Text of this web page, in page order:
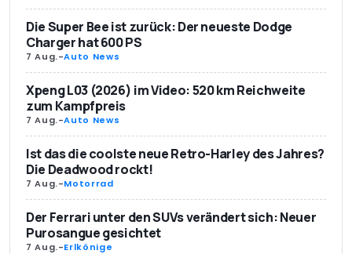
Die Super Bee ist zurück: Der neueste Dodge
Charger hat 600 PS
7 Aug.-Auto News
Xpeng L03 (2026) im Video: 520 km Reichweite
zum Kampfpreis
7 Aug.-Auto News
Ist das die coolste neue Retro-Harley des Jahres?
Die Deadwood rockt!
7 Aug.-Motorrad
Der Ferrari unter den SUVs verändert sich: Neuer
Purosangue gesichtet
7 Aug.-Erlkönige